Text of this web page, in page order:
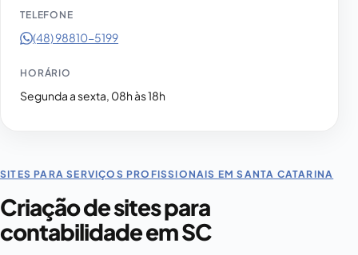
SITES PARA SERVIÇOS PROFISSIONAIS EM SANTA CATARINA
Criação de sites para
contabilidade em SC
TELEFONE
(48) 98810-5199
HORÁRIO
Segunda a sexta, 08h às 18h